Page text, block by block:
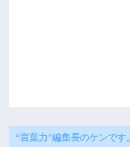
“言葉力”編集長のケンです。